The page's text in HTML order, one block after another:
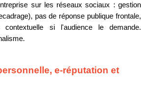
sur les réseaux sociaux : gestion
pas de réponse publique frontale,
contextuelle si l'audience le demande.
e-réputation et